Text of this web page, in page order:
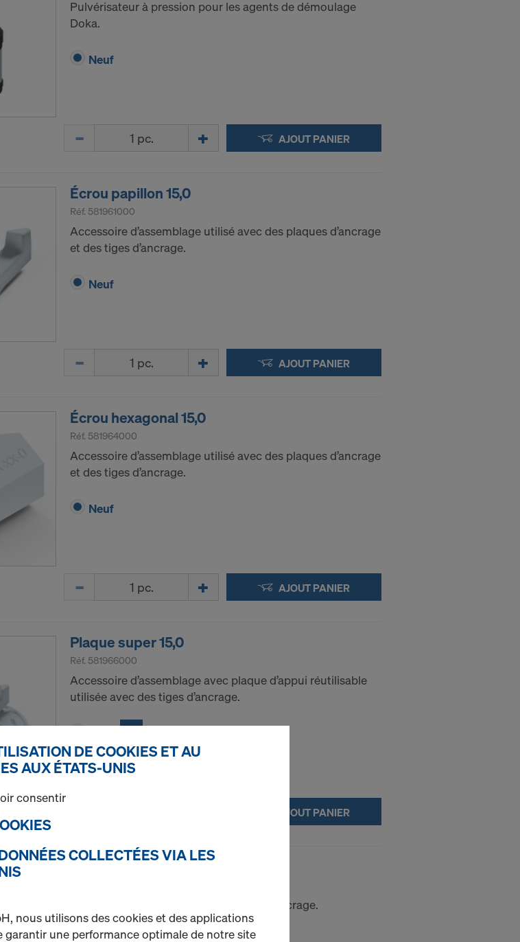
Pulvérisateur à pression pour les agents de démoulage
Doka.
Neuf
AJOUT PANIER
Écrou papillon 15,0
Réf. 581961000
Accessoire d’assemblage utilisé avec des plaques d’ancrage
et des tiges d’ancrage.
Neuf
AJOUT PANIER
Écrou hexagonal 15,0
Réf. 581964000
Accessoire d’assemblage utilisé avec des plaques d’ancrage
et des tiges d’ancrage.
Neuf
AJOUT PANIER
Plaque super 15,0
Réf. 581966000
Accessoire d’assemblage avec plaque d’appui réutilisable
utilisée avec des tiges d’ancrage.
%
Quantité AJOUT PANIER
Manchon d'assemblage 15,0
Assemblage par adhérence des tiges d’ancrage.
DE COOKIES ET AU
AUX ÉTATS-UNIS
consentir
COLLECTÉES VIA LES
nous utilisons des cookies et des applications
une performance optimale de notre site